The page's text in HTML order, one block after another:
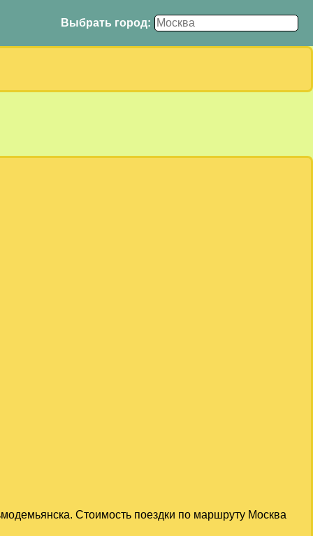
Выбрать город:
Стоимость поездки по маршруту Москва